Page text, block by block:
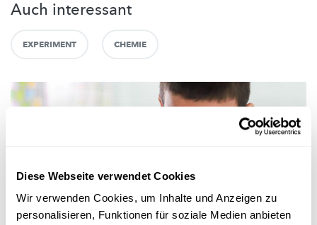
Diese Webseite verwendet Cookies
Wir verwenden Cookies, um Inhalte und Anzeigen zu
personalisieren, Funktionen für soziale Medien anbieten
Auch interessant
EXPERIMENT CHEMIE